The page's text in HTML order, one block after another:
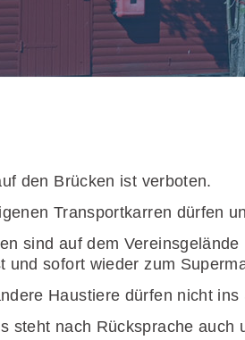
den Brücken ist verboten.
Transportkarren dürfen
sind auf dem
und sofort wieder zum
Haustiere dürfen nicht ins
steht nach Rücksprache